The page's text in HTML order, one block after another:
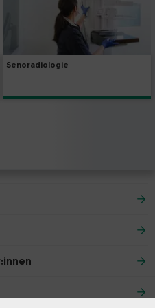
Senoradiologie